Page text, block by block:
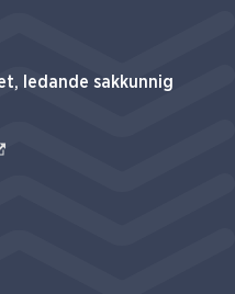
ledande sakkunnig
link)